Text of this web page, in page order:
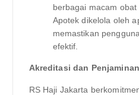
berbagai macam
Apotek dikelola oleh
memastikan
efektif.
Akreditasi dan
RS Haji Jakarta